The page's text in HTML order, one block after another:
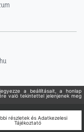
jog fenntartva!Powered